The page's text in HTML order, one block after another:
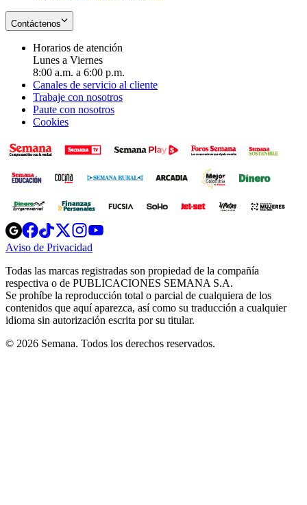
Contáctenos
Horarios de atención
Lunes a Viernes
8:00 a.m. a 6:00 p.m.
Canales de servicio al cliente
Trabaje con nosotros
Paute con nosotros
Cookies
Opens
in
new
Opens
in
new
Opens
in
new
window
Opens
new
windowwindow
Aviso de Privacidad
new
window
Todas las marcas registradas son propiedad de la compañía
respectiva o de PUBLICACIONES SEMANA S.A.
Se prohíbe la reproducción total o parcial de cualquiera de los
contenidos que aquí aparezca, así como su traducción a cualquier
idioma sin autorización escrita por su titular.
© 2026 Semana. Todos los derechos reservados.